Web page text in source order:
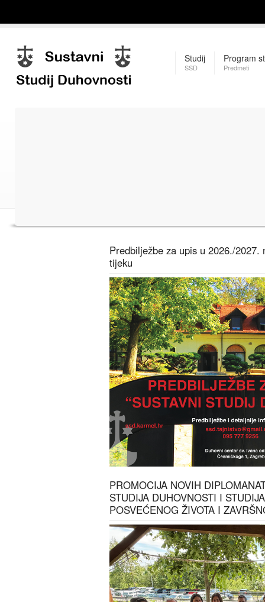
Studij
SSD
Program
Predmeti
Predbilježbe za upis u 2026./2027.
tijeku
PROMOCIJA NOVIH
STUDIJA DUHOVNOSTI I
POSVEĆENOG ŽIVOTA I